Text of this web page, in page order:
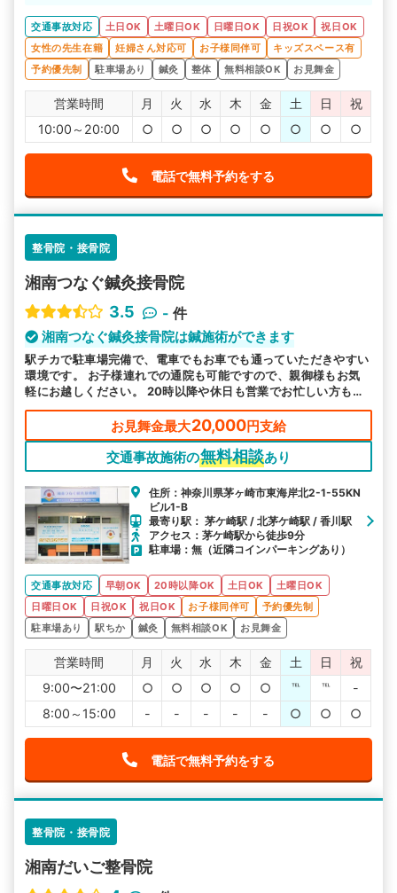
い。
交通事故対応 土日OK 土曜日OK 日曜日OK 日祝OK
祝日OK
女性の先生在籍
妊婦さん対応可 お子様同伴可
キッズスペース有
予約優先制
駐車場あり 鍼灸 整体 無料相談OK お見舞金
営業時間 月 火 水 木 金 土 日
祝
10:00～20:00
○ ○ ○ ○ ○ ○ ○ ○
電話で無料予約をする
整骨院・接骨院
湘南つなぐ鍼灸接骨院
3.5
- 件
湘南つなぐ鍼灸接骨院は鍼施術ができます
駅チカで駐車場完備で、電車でもお車でも通っていただきやすい
環境です。 お子様連れでの通院も可能ですので、親御様もお気
軽にお越しください。 20時以降や休日も営業でお忙しい方も安
心です。
お見舞金最大20,000円支給
交通事故施術の無料相談あり
住所：神奈川県茅ヶ崎市東海岸北2-1-55KN
ビル1-B
最寄り駅： 茅ケ崎駅 / 北茅ケ崎駅 / 香川駅
アクセス：茅ケ崎駅から徒歩9分
駐車場：無（近隣コインパーキングあり）
交通事故対応 早朝OK 20時以降OK 土日OK
土曜日OK
日曜日OK
日祝OK 祝日OK お子様同伴可
予約優先制
駐車場あり
駅ちか 鍼灸 無料相談OK お見舞金
営業時間 月 火 水 木 金 土 日
祝
9:00〜21:00
○ ○ ○ ○ ○ ℡ ℡
-
8:00～15:00
- - - - - ○ ○ ○
電話で無料予約をする
整骨院・接骨院
湘南だいご整骨院